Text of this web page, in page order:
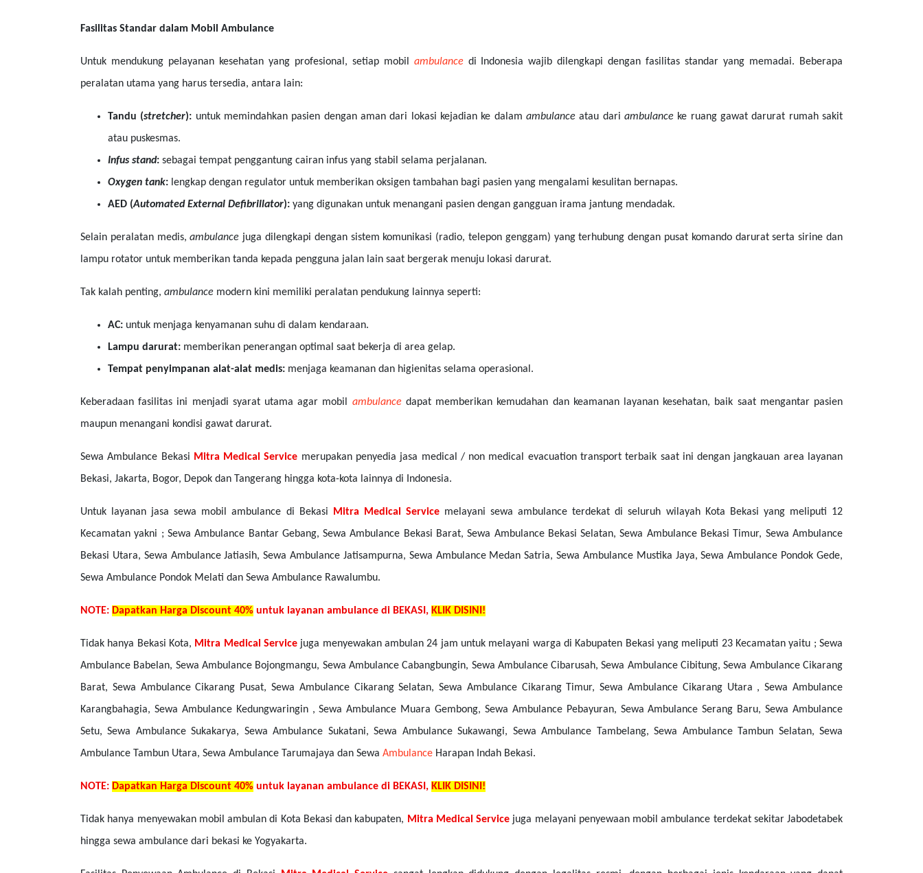
Fasilitas Standar dalam Mobil Ambulance
Untuk mendukung pelayanan kesehatan yang profesional, setiap mobil ambulance di Indonesia wajib dilengkapi dengan fasilitas standar yang memadai. Beberapa
peralatan utama yang harus tersedia, antara lain:
Tandu (stretcher): untuk memindahkan pasien dengan aman dari lokasi kejadian ke dalamambulanceatau dariambulance ke ruang gawat darurat rumah sakit
atau puskesmas.
Infus stand: sebagai tempat penggantung cairan infus yang stabil selama perjalanan.
Oxygen tank: lengkap dengan regulator untuk memberikan oksigen tambahan bagi pasien yang mengalami kesulitan bernapas.
AED (Automated External Defibrillator): yang digunakan untuk menangani pasien dengan gangguan irama jantung mendadak.
Selain peralatan medis,ambulance juga dilengkapi dengan sistem komunikasi (radio, telepon genggam) yang terhubung dengan pusat komando darurat serta sirine dan
lampu rotator untuk memberikan tanda kepada pengguna jalan lain saat bergerak menuju lokasi darurat.
Tak kalah penting, ambulance modern kini memiliki peralatan pendukung lainnya seperti:
AC: untuk menjaga kenyamanan suhu di dalam kendaraan.
Lampu darurat: memberikan penerangan optimal saat bekerja di area gelap.
Tempat penyimpanan alat-alat medis: menjaga keamanan dan higienitas selama operasional.
Keberadaan fasilitas ini menjadi syarat utama agar mobil ambulance dapat memberikan kemudahan dan keamanan layanan kesehatan, baik saat mengantar pasien
maupun menangani kondisi gawat darurat.
Sewa Ambulance Bekasi Mitra Medical Service merupakan penyedia jasa medical / non medical evacuation transport terbaik saat ini dengan jangkauan area layanan
Bekasi, Jakarta, Bogor, Depok dan Tangerang hingga kota-kota lainnya di Indonesia.
Untuk layanan jasa sewa mobil ambulance di Bekasi Mitra Medical Servicemelayani sewa ambulance terdekat di seluruh wilayah Kota Bekasi yang meliputi 12
Kecamatan yakni ; Sewa Ambulance Bantar Gebang, Sewa Ambulance Bekasi Barat, Sewa Ambulance Bekasi Selatan, Sewa Ambulance Bekasi Timur, Sewa Ambulance
Bekasi Utara, Sewa Ambulance Jatiasih, Sewa Ambulance Jatisampurna, Sewa Ambulance Medan Satria, Sewa Ambulance Mustika Jaya, Sewa Ambulance Pondok Gede,
Sewa Ambulance Pondok Melati dan Sewa Ambulance Rawalumbu.
NOTE: Dapatkan Harga Discount 40% untuk layanan ambulance di BEKASI, KLIK DISINI!
Tidak hanya Bekasi Kota, Mitra Medical Service juga menyewakan ambulan 24 jam untuk melayani warga di Kabupaten Bekasi yang meliputi 23 Kecamatan yaitu ; Sewa
Ambulance Babelan, Sewa Ambulance Bojongmangu, Sewa Ambulance Cabangbungin, Sewa Ambulance Cibarusah, Sewa Ambulance Cibitung, Sewa Ambulance Cikarang
Barat, Sewa Ambulance Cikarang Pusat, Sewa Ambulance Cikarang Selatan, Sewa Ambulance Cikarang Timur, Sewa Ambulance Cikarang Utara , Sewa Ambulance
Karangbahagia, Sewa Ambulance Kedungwaringin , Sewa Ambulance Muara Gembong, Sewa Ambulance Pebayuran, Sewa Ambulance Serang Baru, Sewa Ambulance
Setu, Sewa Ambulance Sukakarya, Sewa Ambulance Sukatani, Sewa Ambulance Sukawangi, Sewa Ambulance Tambelang, Sewa Ambulance Tambun Selatan, Sewa
Ambulance Tambun Utara, Sewa Ambulance Tarumajaya dan Sewa Ambulance Harapan Indah Bekasi.
NOTE: Dapatkan Harga Discount 40% untuk layanan ambulance di BEKASI, KLIK DISINI!
Tidak hanya menyewakan mobil ambulan di Kota Bekasi dan kabupaten, Mitra Medical Service juga melayani penyewaan mobil ambulance terdekat sekitar Jabodetabek
hingga sewa ambulance dari bekasi ke Yogyakarta.